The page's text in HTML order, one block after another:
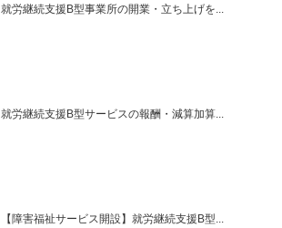
就労継続支援B型事業所の開業・立ち上げを...
就労継続支援B型サービスの報酬・減算加算...
【障害福祉サービス開設】就労継続支援B型...